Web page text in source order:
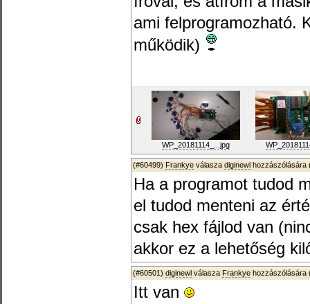
ami felprogramozható.
működik)
WP_20181114_...jpg
(#60499) Frankye válasza diginewl hozzászólására
Ha a programot tudod
el tudod menteni az
csak hex fájlod van
akkor ez a lehetőség
(#60501) diginewl válasza Frankye hozzászólására
Itt van